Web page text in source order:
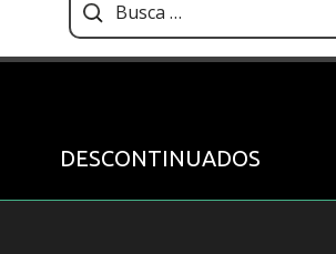
DESCONTINUADOS